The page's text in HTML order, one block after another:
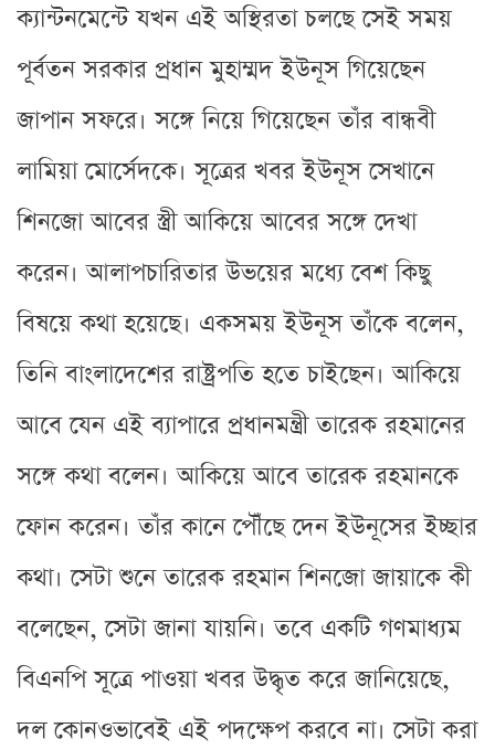
ক্যান্টনমেন্টে যখন এই অস্থিরতা চলছে সেই সময়
পূর্বতন সরকার প্রধান মুহাম্মদ ইউনূস গিয়েছেন
জাপান সফরে। সঙ্গে নিয়ে গিয়েছেন তাঁর বান্ধবী
লামিয়া মোর্সেদকে। সূত্রের খবর ইউনূস সেখানে
শিনজো আবের স্ত্রী আকিয়ে আবের সঙ্গে দেখা
করেন। আলাপচারিতার উভয়ের মধ্যে বেশ কিছু
বিষয়ে কথা হয়েছে। একসময় ইউনূস তাঁকে বলেন,
তিনি বাংলাদেশের রাষ্ট্রপতি হতে চাইছেন। আকিয়ে
আবে যেন এই ব্যাপারে প্রধানমন্ত্রী তারেক রহমানের
সঙ্গে কথা বলেন। আকিয়ে আবে তারেক রহমানকে
ফোন করেন। তাঁর কানে পৌঁছে দেন ইউনূসের ইচ্ছার
কথা। সেটা শুনে তারেক রহমান শিনজো জায়াকে কী
বলেছেন, সেটা জানা যায়নি। তবে একটি গণমাধ্যম
বিএনপি সূত্রে পাওয়া খবর উদ্ধৃত করে জানিয়েছে,
দল কোনওভাবেই এই পদক্ষেপ করবে না। সেটা করা